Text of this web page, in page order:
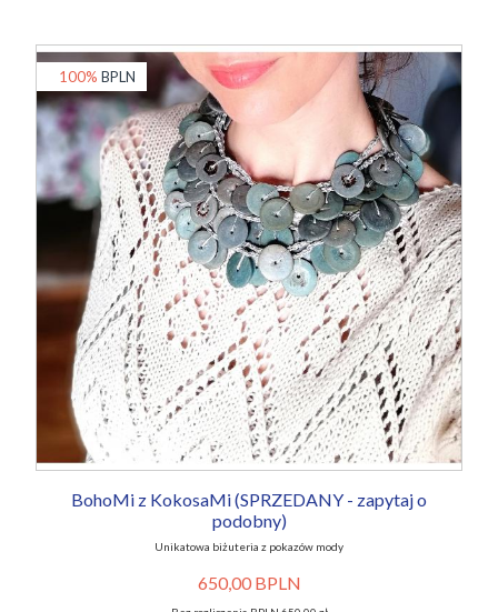
100% BPLN
BohoMi z KokosaMi (SPRZEDANY - zapytaj o
podobny)
Unikatowa biżuteria z pokazów mody
650,00 BPLN